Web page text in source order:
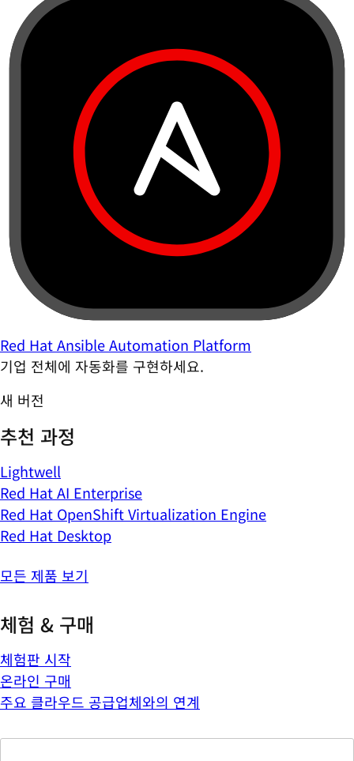
Red Hat Ansible Automation Platform
기업 전체에 자동화를 구현하세요.
새 버전
추천 과정
Lightwell
Red Hat AI Enterprise
Red Hat OpenShift Virtualization Engine
Red Hat Desktop
모든 제품 보기
체험 & 구매
체험판 시작
온라인 구매
주요 클라우드 공급업체와의 연계